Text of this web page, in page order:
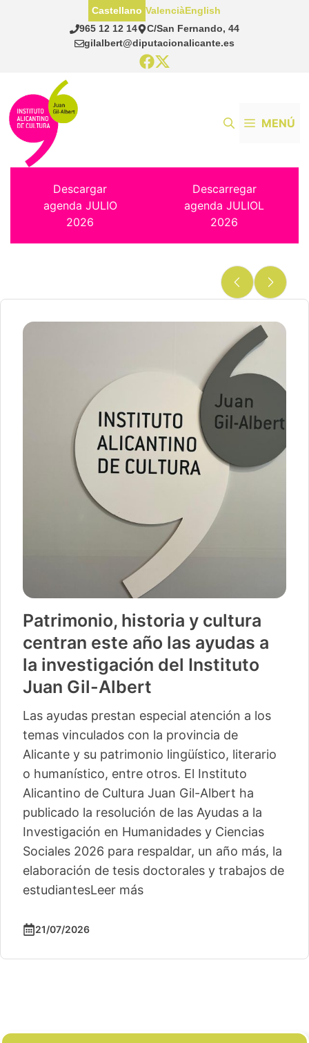
965 12 12 14
C/San Fernando, 44
gilalbert@diputacionalicante.es
Castellano ValenciàEnglish
MENÚ
Descargar
agenda JULIO
2026
Descarregar
agenda JULIOL
2026
Patrimonio, historia y cultura
centran este año las ayudas a
la investigación del Instituto
Juan Gil-Albert
Las ayudas prestan especial atención a los
temas vinculados con la provincia de
Alicante y su patrimonio lingüístico, literario
o humanístico, entre otros. El Instituto
Alicantino de Cultura Juan Gil-Albert ha
publicado la resolución de las Ayudas a la
Investigación en Humanidades y Ciencias
Sociales 2026 para respaldar, un año más, la
elaboración de tesis doctorales y trabajos de
estudiantesLeer más
21/07/2026